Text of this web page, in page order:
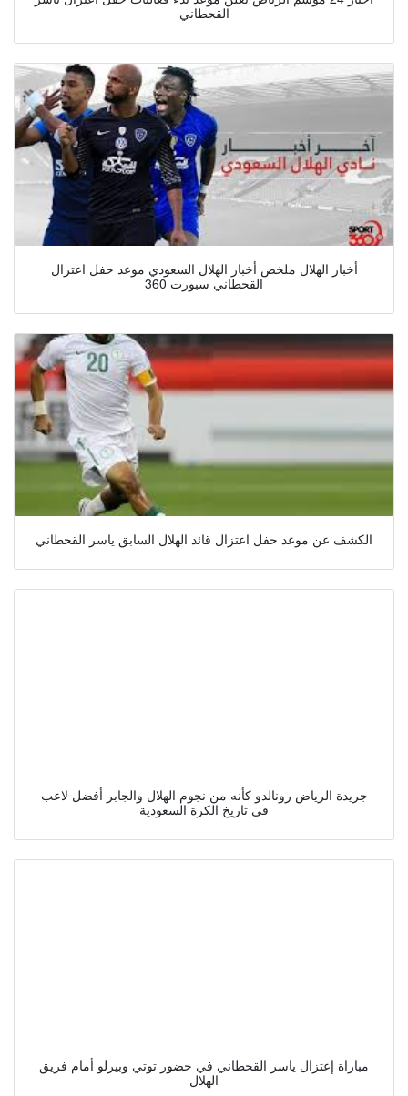
القحطاني
أخبار الهلال ملخص أخبار الهلال السعودي موعد حفل اعتزال
القحطاني سبورت 360
الكشف عن موعد حفل اعتزال قائد الهلال السابق ياسر القحطاني
جريدة الرياض رونالدو كأنه من نجوم الهلال والجابر أفضل لاعب
في تاريخ الكرة السعودية
مباراة إعتزال ياسر القحطاني في حضور توتي وبيرلو أمام فريق
الهلال